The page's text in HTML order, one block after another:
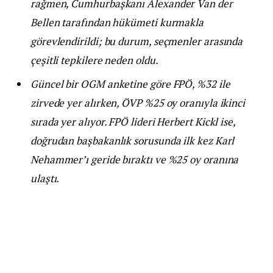
rağmen, Cumhurbaşkanı Alexander Van der
Bellen tarafından hükümeti kurmakla
görevlendirildi; bu durum, seçmenler arasında
çeşitli tepkilere neden oldu.
Güncel bir OGM anketine göre FPÖ, %32 ile
zirvede yer alırken, ÖVP %25 oy oranıyla ikinci
sırada yer alıyor. FPÖ lideri Herbert Kickl ise,
doğrudan başbakanlık sorusunda ilk kez Karl
Nehammer’ı geride bıraktı ve %25 oy oranına
ulaştı.